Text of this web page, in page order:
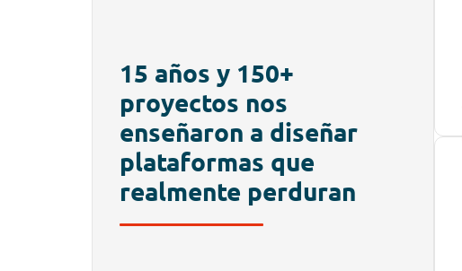
15 años y 150+
proyectos nos
enseñaron a diseñar
plataformas que
realmente perduran